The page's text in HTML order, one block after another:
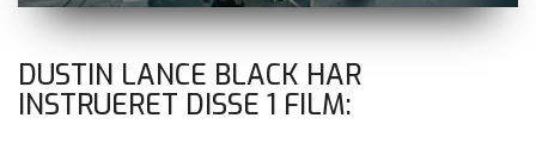
DUSTIN LANCE BLACK HAR
INSTRUERET DISSE 1 FILM: